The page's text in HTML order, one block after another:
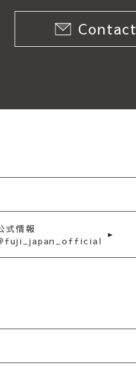
Contact
式情報